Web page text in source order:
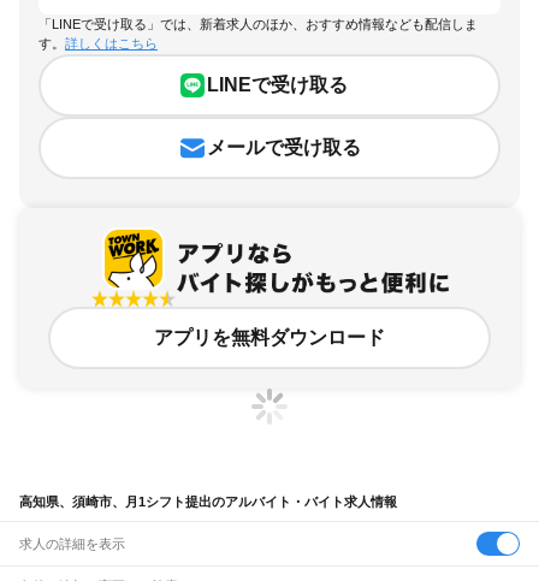
「LINEで受け取る」では、新着求人のほか、おすすめ情報なども配信しま
す。 詳しくはこちら
LINEで受け取る
メールで受け取る
アプリを無料ダウンロード
高知県、須崎市、月1シフト提出のアルバイト・バイト求人情報
求人の詳細を表示